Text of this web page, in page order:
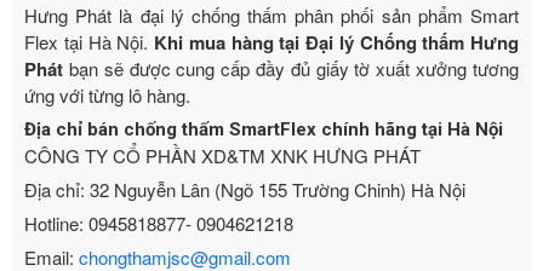
Hưng Phát là đại lý chống thấm phân phối sản phẩm Smart
Flex tại Hà Nội. Khi mua hàng tại Đại lý Chống thấm Hưng
Phát bạn sẽ được cung cấp đầy đủ giấy tờ xuất xưởng tương
ứng với từng lô hàng.
Địa chỉ bán chống thấm SmartFlex chính hãng tại Hà Nội
CÔNG TY CỔ PHẦN XD&TM XNK HƯNG PHÁT
Địa chỉ: 32 Nguyễn Lân (Ngõ 155 Trường Chinh) Hà Nội
Hotline: 0945818877- 0904621218
Email: chongthamjsc@gmail.com